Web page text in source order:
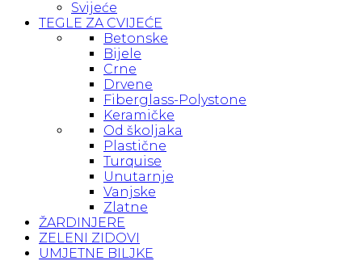
Svijeće
TEGLE ZA CVIJEĆE
Betonske
Bijele
Crne
Drvene
Fiberglass-Polystone
Keramičke
Od školjaka
Plastične
Turquise
Unutarnje
Vanjske
Zlatne
ŽARDINJERE
ZELENI ZIDOVI
UMJETNE BILJKE